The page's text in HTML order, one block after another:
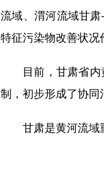
流域、渭河流域甘
特征污染物改善状况
目前，甘肃省内
制，初步形成了协同
甘肃是黄河流域重